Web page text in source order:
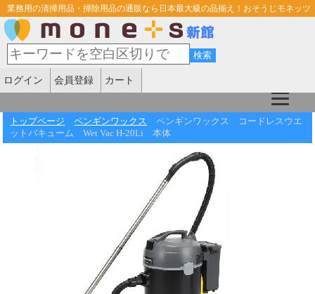
業務用の清掃用品・掃除用品の通販なら日本最大級の品揃え！おそうじモネッツ
ログイン 会員登録 カート
トップページ ペンギンワックス
ペンギンワックス コードレスウエ
ットバキューム Wet Vac H-20Li 本体